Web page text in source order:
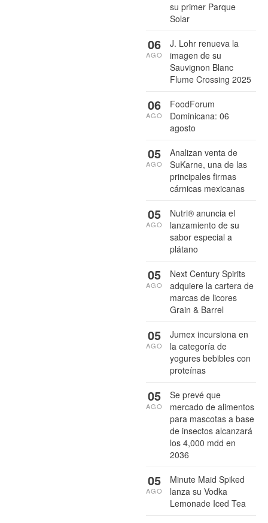
su primer Parque
Solar
J. Lohr renueva la
imagen de su
Sauvignon Blanc
Flume Crossing 2025
06
AGO
FoodForum
Dominicana: 06
agosto
06
AGO
Analizan venta de
SuKarne, una de las
principales firmas
cárnicas mexicanas
05
AGO
Nutri® anuncia el
lanzamiento de su
sabor especial a
plátano
05
AGO
Next Century Spirits
adquiere la cartera de
marcas de licores
Grain & Barrel
05
AGO
Jumex incursiona en
la categoría de
yogures bebibles con
proteínas
05
AGO
Se prevé que
mercado de alimentos
para mascotas a base
de insectos alcanzará
los 4,000 mdd en
2036
05
AGO
Minute Maid Spiked
lanza su Vodka
Lemonade Iced Tea
05
AGO